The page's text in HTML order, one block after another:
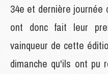
34e et dernière journée
ont donc fait leur
vainqueur de cette
dimanche qu'ils ont pu